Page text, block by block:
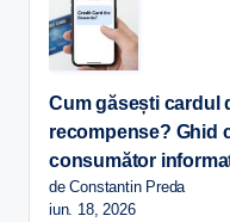
Cum găsești cardul
recompense? Ghid
consumător
de Constantin Preda
iun. 18, 2026